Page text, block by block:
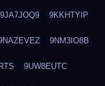
9JA7JOQ9 9KKHTYIP
9NM3IO8B
9UW8EUTC